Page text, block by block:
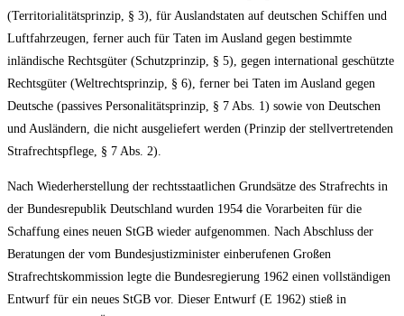
(Territorialitätsprinzip, § 3), für Auslandstaten auf deutschen Schiffen und
Luftfahrzeugen, ferner auch für Taten im Ausland gegen bestimmte
inländische Rechtsgüter (Schutzprinzip, § 5), gegen international geschützte
Rechtsgüter (Weltrechtsprinzip, § 6), ferner bei Taten im Ausland gegen
Deutsche (passives Personalitätsprinzip, § 7 Abs. 1) sowie von Deutschen
und Ausländern, die nicht ausgeliefert werden (Prinzip der stellvertretenden
Strafrechtspflege, § 7 Abs. 2).
Nach Wiederherstellung der rechtsstaatlichen Grundsätze des Strafrechts in
der Bundesrepublik Deutschland wurden 1954 die Vorarbeiten für die
Schaffung eines neuen StGB wieder aufgenommen. Nach Abschluss der
Beratungen der vom Bundesjustizminister einberufenen Großen
Strafrechtskommission legte die Bundesregierung 1962 einen vollständigen
Entwurf für ein neues StGB vor. Dieser Entwurf (E 1962) stieß in